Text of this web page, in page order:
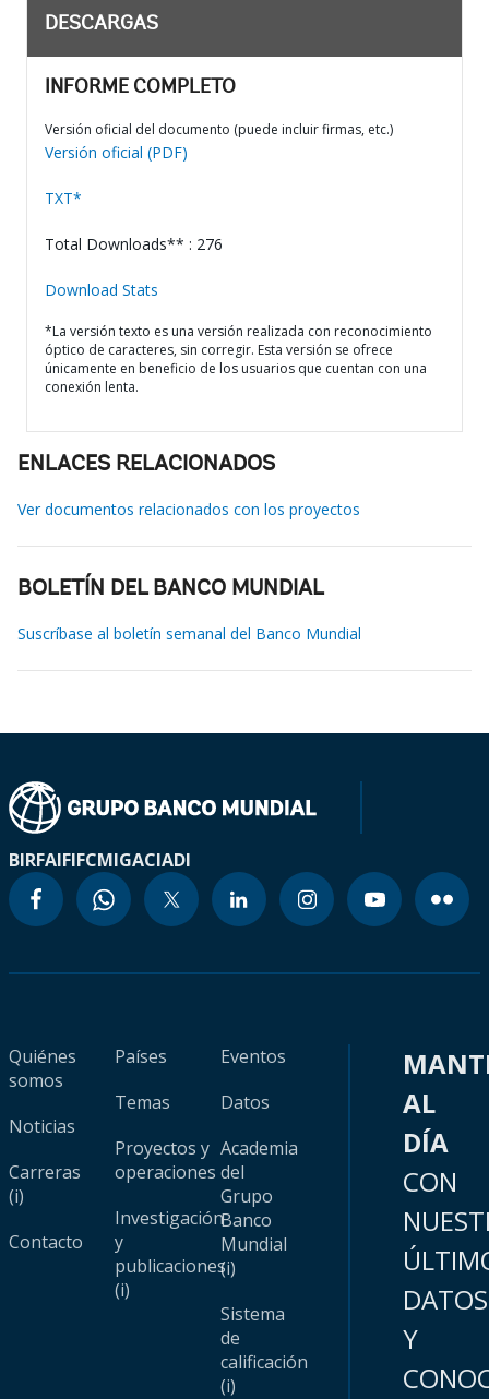
DESCARGAS
INFORME COMPLETO
Versión oficial del documento (puede incluir firmas, etc.)
Versión oficial (PDF)
TXT*
Total Downloads** : 276
Download Stats
*La versión texto es una versión realizada con reconocimiento
óptico de caracteres, sin corregir. Esta versión se ofrece
únicamente en beneficio de los usuarios que cuentan con una
conexión lenta.
ENLACES RELACIONADOS
Ver documentos relacionados con los proyectos
BOLETÍN DEL BANCO MUNDIAL
Suscríbase al boletín semanal del Banco Mundial
BIRFAIFIFCMIGACIADI
Quiénes
somos
Noticias
Carreras
(i)
Contacto
Países
Temas
Proyectos y
operaciones
Investigación
y
publicaciones
(i)
Eventos
Datos
Academia
del
Grupo
Banco
Mundial
(i)
Sistema
de
calificación
(i)
AL
DÍA
CON
DATOS
Y